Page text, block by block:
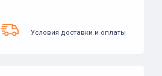
Условия доставки и оплаты